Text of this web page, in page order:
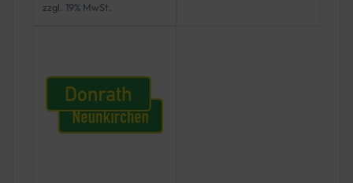
zzgl. 19% MwSt.